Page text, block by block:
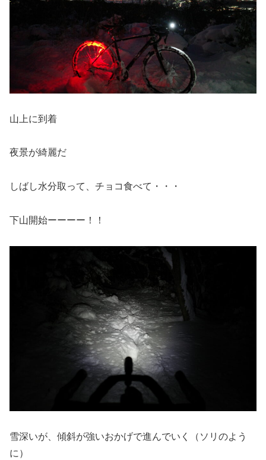
山上に到着
夜景が綺麗だ
しばし水分取って、チョコ食べて・・・
下山開始ーーーー！！
雪深いが、傾斜が強いおかげで進んでいく（ソリのよう
に）